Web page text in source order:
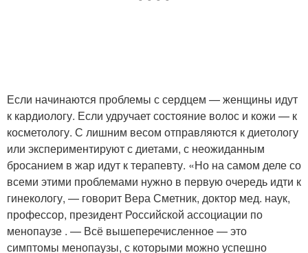
Если начинаются проблемы с сердцем — женщины идут
к кардиологу. Если удручает состояние волос и кожи — к
косметологу. С лишним весом отправляются к диетологу
или экспериментируют с диетами, с неожиданным
бросанием в жар идут к терапевту. «Но на самом деле со
всеми этими проблемами нужно в первую очередь идти к
гинекологу, — говорит Вера Сметник, доктор мед. наук,
профессор, президент Российской ассоциации по
менопаузе . — Всё вышеперечисленное — это
симптомы менопаузы, с которыми можно успешно